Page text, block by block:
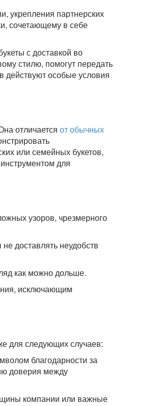
укрепления партнерских
сочетающему в себе
с доставкой во
стилю, помогут передать
действуют особые условия
отличается от обычных
или семейных букетов,
для
узоров, чрезмерного
доставлять неудобств
как можно дольше.
исключающим
для следующих случаев:
благодарности за
доверия между
компании или важные